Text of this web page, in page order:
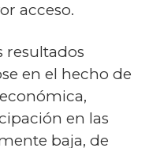
acceso.
resultados
en el hecho de
en las
baja, de